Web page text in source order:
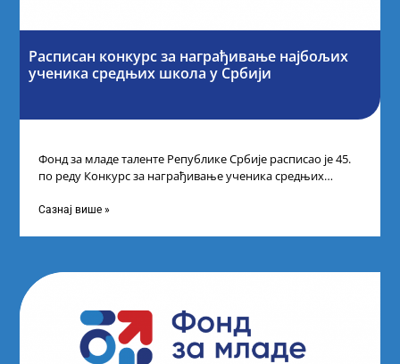
Расписан конкурс за награђивање најбољих
ученика средњих школа у Србији
Фонд за младе таленте Републике Србије расписао је 45.
по реду Конкурс за награђивање ученика средњих
Сазнај више »